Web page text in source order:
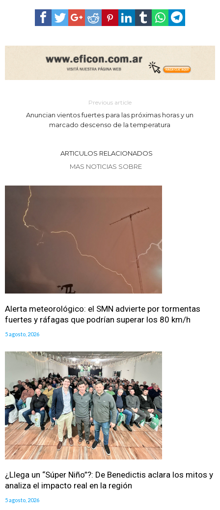
Previous article
Anuncian vientos fuertes para las próximas horas y un
marcado descenso de la temperatura
ARTICULOS RELACIONADOS
MAS NOTICIAS SOBRE
Alerta meteorológico: el SMN advierte por tormentas
fuertes y ráfagas que podrían superar los 80 km/h
5 agosto, 2026
¿Llega un “Súper Niño”?: De Benedictis aclara los mitos y
analiza el impacto real en la región
5 agosto, 2026